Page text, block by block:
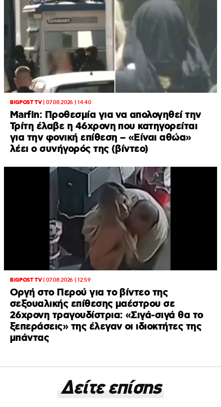
BIGPOST TV|07.08.2026 | 14:40
Marfin: Προθεσμία για να απολογηθεί την
Τρίτη έλαβε η 46χρονη που κατηγορείται
για την φονική επίθεση – «Είναι αθώα»
λέει ο συνήγορός της (βίντεο)
BIGPOST TV|07.08.2026 | 12:59
Οργή στο Περού για το βίντεο της
σεξουαλικής επίθεσης μαέστρου σε
26χρονη τραγουδίστρια: «Σιγά-σιγά θα το
ξεπεράσεις» της έλεγαν οι ιδιοκτήτες της
μπάντας
Δείτε επίσης